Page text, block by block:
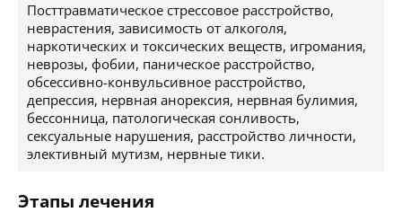
Посттравматическое стрессовое расстройство,
неврастения, зависимость от алкоголя,
наркотических и токсических веществ, игромания,
неврозы, фобии, паническое расстройство,
обсессивно-конвульсивное расстройство,
депрессия, нервная анорексия, нервная булимия,
бессонница, патологическая сонливость,
сексуальные нарушения, расстройство личности,
элективный мутизм, нервные тики.
Этапы лечения